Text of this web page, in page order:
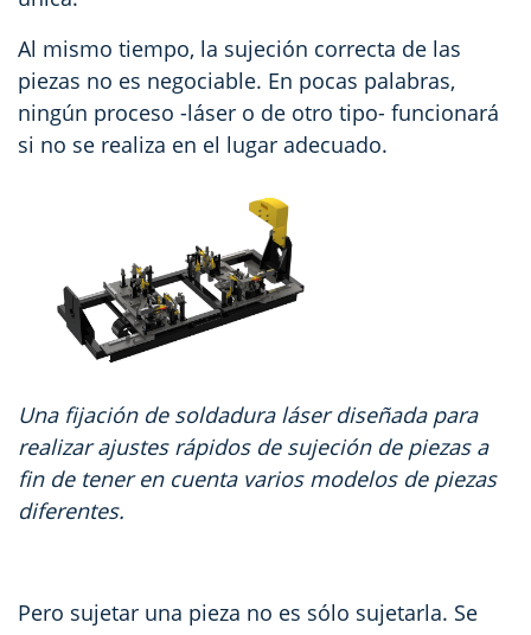
Al mismo tiempo, la sujeción correcta de las
piezas no es negociable. En pocas palabras,
ningún proceso -láser o de otro tipo- funcionará
si no se realiza en el lugar adecuado.
Una fijación de soldadura láser diseñada para
realizar ajustes rápidos de sujeción de piezas a
fin de tener en cuenta varios modelos de piezas
diferentes.
Pero sujetar una pieza no es sólo sujetarla. Se